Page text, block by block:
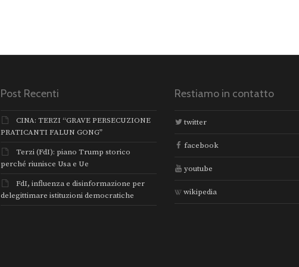
Post Recenti
CINA: TERZI “GRAVE PERSECUZIONE
PRATICANTI FALUN GONG”
Terzi (FdI): piano Trump storico
perché riunisce Usa e Ue
FdI, influenza e disinformazione per
delegittimare istituzioni democratiche
Restiamo in contatto
twitter
facebook
youtube
wikipedia